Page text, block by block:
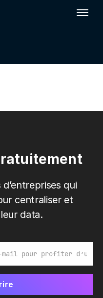
qui
centraliser et
data.